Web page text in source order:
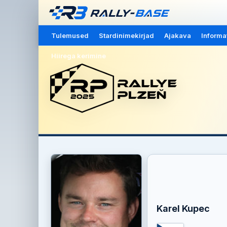
Tulemused Stardinimekirjad Ajakava
Hiirega kerimine
Karel Kupec